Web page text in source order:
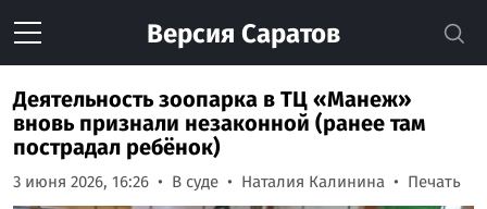
Версия Саратов
Деятельность зоопарка в ТЦ «Манеж»
вновь признали незаконной (ранее там
пострадал ребёнок)
3 июня 2026, 16:26 В суде Наталия Калинина Печать